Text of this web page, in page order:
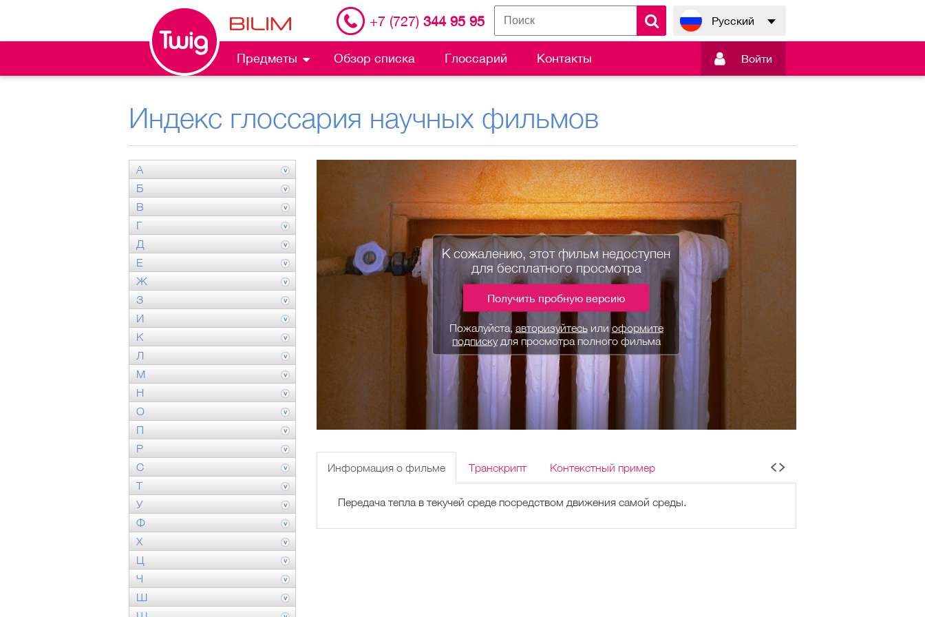
+7 (727) 344 95 95 Русский
Предметы Обзор списка Глоссарий Контакты  Войти
Индекс глоссария научных фильмов
А
Б
В
Г
Д
Е
Ж
З
И
К
Л
М
Н
О
П
Р
С
Т
У
Ф
Х
Ц
Ч
Ш
К сожалению, этот фильм недоступен
для бесплатного просмотра
Получить пробную версию
Пожалуйста, авторизуйтесьилиоформите
подпискудля просмотра полного фильма
Информация о фильме Транскрипт Контекстный пример
Передача тепла в текучей среде посредством движения самой среды.